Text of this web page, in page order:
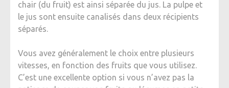
chair (du fruit) est ainsi séparée du jus. La pulpe et
le jus sont ensuite canalisés dans deux récipients
séparés.
Vous avez généralement le choix entre plusieurs
vitesses, en fonction des fruits que vous utilisez.
C’est une excellente option si vous n’avez pas la